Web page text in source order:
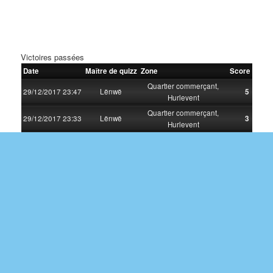
Victoires passées
Date Maître de quizz Zone Score
29/12/2017 23:47 Lënwë
Quartier commerçant,
Hurlevent
5
29/12/2017 23:33 Lënwë
Quartier commerçant,
Hurlevent
3